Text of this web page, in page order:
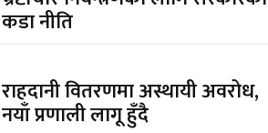
कडा नीति
राहदानी वितरणमा अस्थायी अवरोध,
नयाँ प्रणाली लागू हुँदै